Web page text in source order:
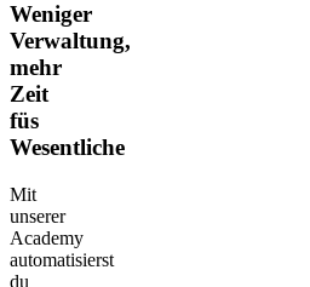
Weniger
Verwaltung,
mehr
Zeit
füs
Wesentliche
Mit
unserer
Academy
automatisierst
du